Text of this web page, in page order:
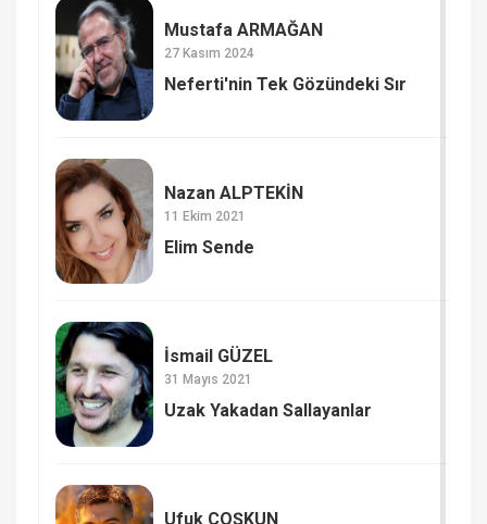
Mustafa ARMAĞAN
27 Kasım 2024
Neferti'nin Tek Gözündeki Sır
Nazan ALPTEKİN
11 Ekim 2021
Elim Sende
İsmail GÜZEL
31 Mayıs 2021
Uzak Yakadan Sallayanlar
Ufuk COŞKUN